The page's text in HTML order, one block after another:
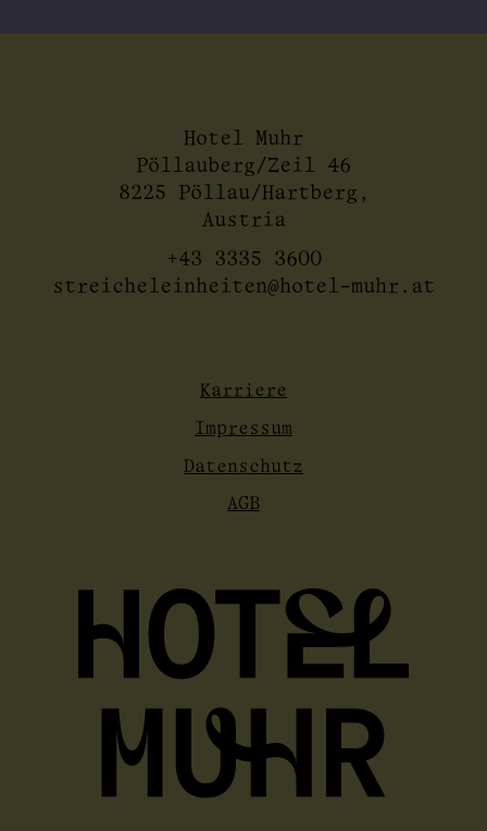
Hotel Muhr
Pöllauberg/Zeil 46
8225 Pöllau/Hartberg,
Austria
+43 3335 3600
streicheleinheiten@hotel-muhr.at
Karriere
Impressum
Datenschutz
AGB